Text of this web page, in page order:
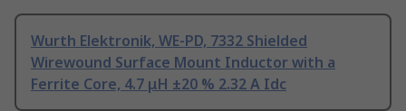
Wurth Elektronik, WE-PD, 7332 Shielded
Wirewound Surface Mount Inductor with a
Ferrite Core, 4.7 μH ±20 % 2.32 A Idc